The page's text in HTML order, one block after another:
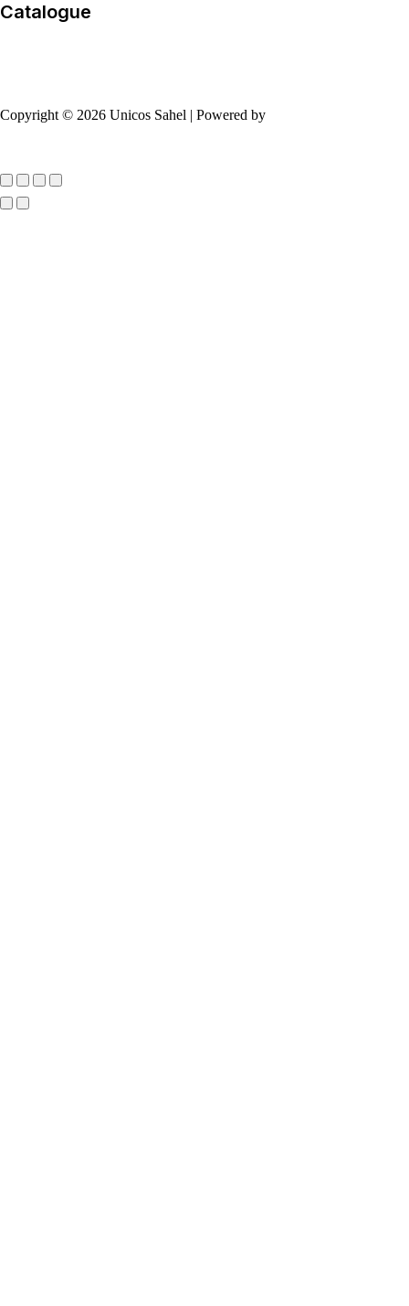
Catalogue
Copyright © 2026 Unicos Sahel | Powered by
Défiler
vers